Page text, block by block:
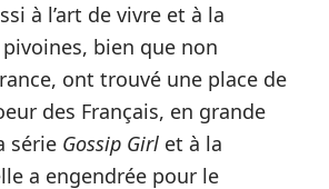
à l’art de vivre et à la
bien que non
ont trouvé une place de
des Français, en grande
série Gossip Girl et à la
a engendrée pour le